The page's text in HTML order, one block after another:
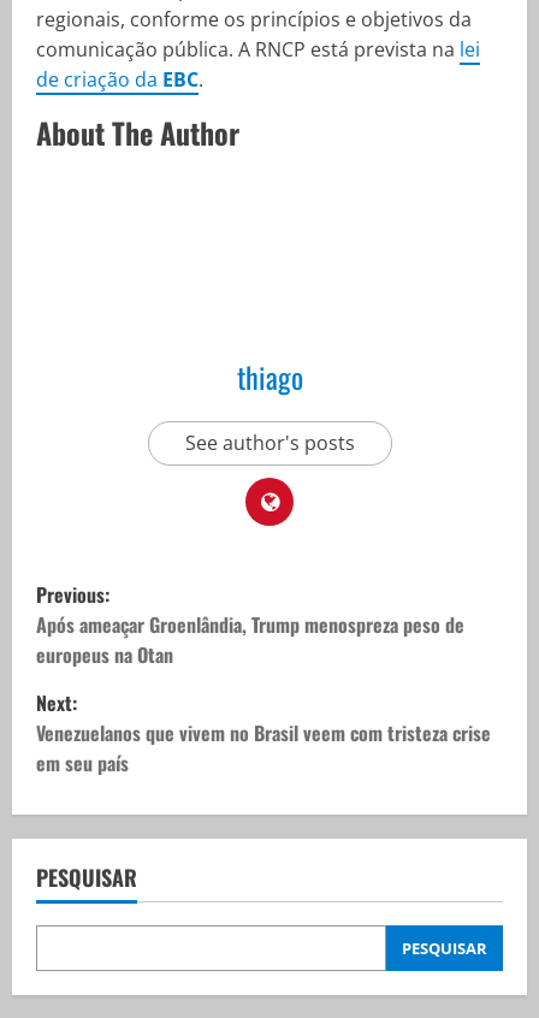
regionais, conforme os princípios e objetivos da
comunicação pública. A RNCP está prevista na lei
de criação da EBC.
About The Author
thiago
See author's posts
P
o
s
t
n
a
v
i
g
Previous:
Após ameaçar Groenlândia, Trump menospreza peso de
europeus na Otan
Next:
Venezuelanos que vivem no Brasil veem com tristeza crise
em seu país
PESQUISAR
PESQUISAR